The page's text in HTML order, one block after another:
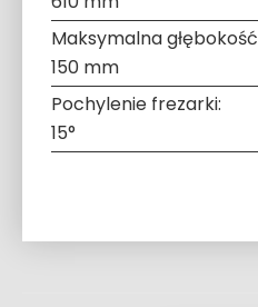
Maksymalna
150 mm
Pochylenie frezarki:
15°